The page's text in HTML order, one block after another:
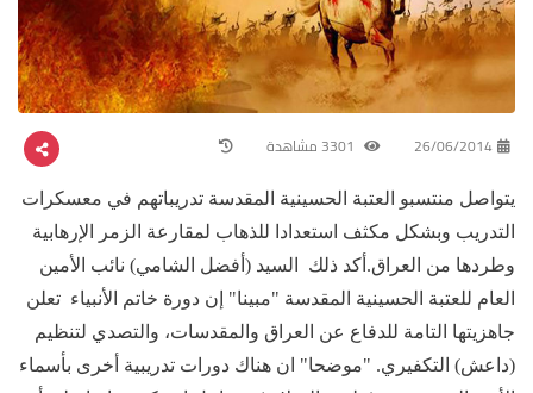
26/06/2014
يتواصل منتسبو العتبة الحسينية المقدسة تدريباتهم في معسكرات
التدريب وبشكل مكثف استعدادا للذهاب لمقارعة الزمر الإرهابية
وطردها من العراق.أكد ذلك السيد (أفضل الشامي) نائب الأمين
العام للعتبة الحسينية المقدسة "مبينا" إن دورة خاتم الأنبياء تعلن
جاهزيتها التامة للدفاع عن العراق والمقدسات، والتصدي لتنظيم
(داعش) التكفيري. "موضحا" ان هناك دورات تدريبية أخرى بأسماء